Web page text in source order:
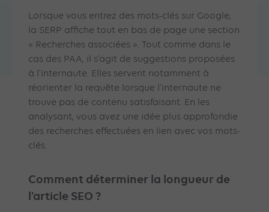
Lorsque vous entrez des mots-clés sur Google,
la SERP affiche tout en bas de page une section
« Recherches associées ». Tout comme dans le
cas des PAA, il s’agit de suggestions proposées
à l’internaute. Elles servent notamment à
réorienter la requête lorsque l’internaute ne
trouve pas de contenu satisfaisant. En les
analysant, vous avez une idée plus approfondie
des recherches effectuées en lien avec vos mots-
clés.
Comment déterminer la longueur de
l’article SEO ?